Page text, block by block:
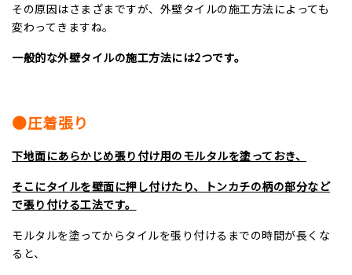
その原因はさまざまですが、外壁タイルの施工方法によっても
変わってきますね。
一般的な外壁タイルの施工方法には2つです。
●圧着張り
下地面にあらかじめ張り付け用のモルタルを塗っておき、
そこにタイルを壁面に押し付けたり、トンカチの柄の部分など
で張り付ける工法です。
モルタルを塗ってからタイルを張り付けるまでの時間が長くな
ると、